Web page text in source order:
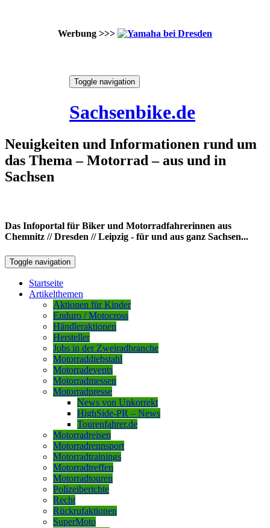
Werbung >>>
Toggle navigation
Sachsenbike.de
Neuigkeiten und Informationen rund um
das Thema – Motorrad – aus und in
Sachsen
Das Infoportal für Biker und Motorradfahrerinnen aus
Chemnitz // Dresden // Leipzig - für und aus ganz Sachsen...
Toggle navigation
Startseite
Artikelthemen
Aktionen für Kinder
Enduro / Motocross
Händleraktionen
Hersteller
Jobs in der Zweiradbranche
Motorraddiebstahl
Motorradevents
Motorradmessen
Motorradpresse
News von Unkorrekt
HighSide-PR – News
Tourenfahrer.de
Motorradreisen
Motorradrennsport
Motorradtrainings
Motorradtreffen
Motorradtouren
Polizeiberichte
Recht
Rückrufaktionen
SuperMoto